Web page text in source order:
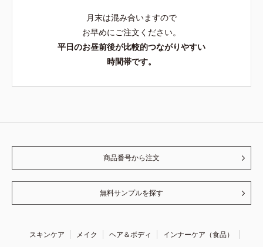
月末は混み合いますので
お早めにご注文ください。
平日のお昼前後が比較的つながりやすい
時間帯です。
商品番号から注文
無料サンプルを探す
スキンケア メイク ヘア＆ボディ
インナーケア（食品）